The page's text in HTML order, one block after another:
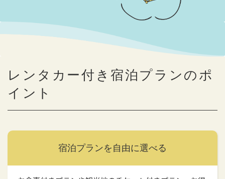
レンタカー付き宿泊プランのポ
イント
宿泊プランを 自由に選べる